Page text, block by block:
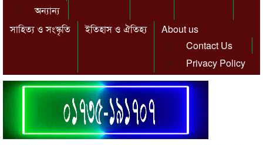
অন্যান্য
সাহিত্য ও সংস্কৃতি ইতিহাস ও ঐতিহ্য
About us
Contact Us
Privacy Policy